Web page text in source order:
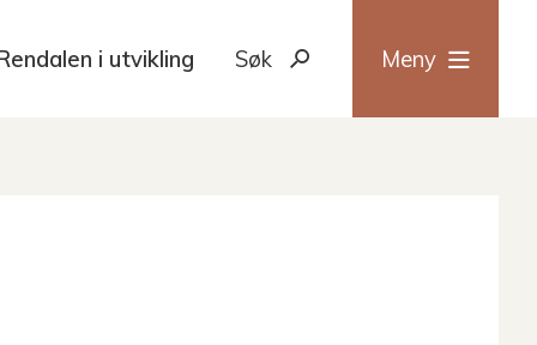
i utvikling Søk Meny